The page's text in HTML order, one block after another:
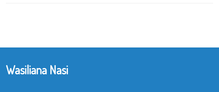
Wasiliana Nasi